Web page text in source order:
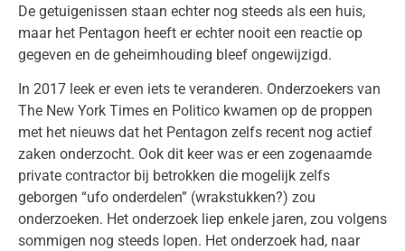
De getuigenissen staan echter nog steeds als een huis,
maar het Pentagon heeft er echter nooit een reactie op
gegeven en de geheimhouding bleef ongewijzigd.
In 2017 leek er even iets te veranderen. Onderzoekers van
The New York Times en Politico kwamen op de proppen
met het nieuws dat het Pentagon zelfs recent nog actief
zaken onderzocht. Ook dit keer was er een zogenaamde
private contractor bij betrokken die mogelijk zelfs
geborgen “ufo onderdelen” (wrakstukken?) zou
onderzoeken. Het onderzoek liep enkele jaren, zou volgens
sommigen nog steeds lopen. Het onderzoek had, naar